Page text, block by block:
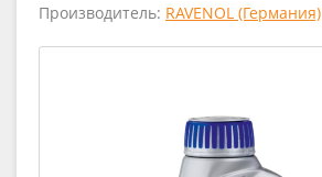
Производитель: RAVENOL (Германия)